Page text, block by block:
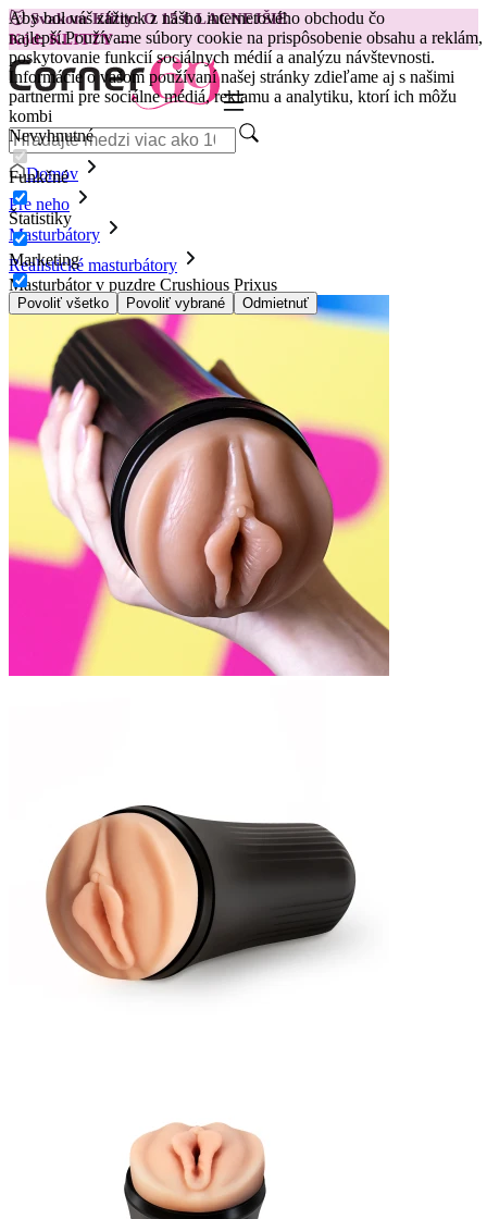
Aby bol váš zážitok z nášho internetového obchodu čo
najlepší.Používame súbory cookie na prispôsobenie obsahu a reklám,
poskytovanie funkcií sociálnych médií a analýzu návštevnosti.
Informácie o vašom používaní našej stránky zdieľame aj s našimi
partnermi pre sociálne médiá, reklamu a analytiku, ktorí ich môžu
kombi
Nevyhnutné
Funkčné
Štatistiky
Marketing
Povoliť všetko Povoliť vybrané Odmietnuť
😽Svakom Klitty: O 15 € LACNEJŠIE
Kód: KLITTY →
Domov
Pre neho
Masturbátory
Realistické masturbátory
Masturbátor v puzdre Crushious Prixus